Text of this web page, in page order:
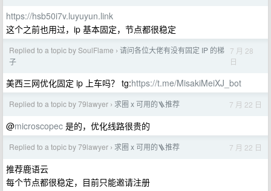
https://hsb50i7v.luyuyun.link
这个之前也用过，ip 基本固定，节点都很稳定
Replied to a topic by SoulFlame › 请问各位大佬有没有固定 IP 的梯
子
7 月 28
日
美西三网优化固定 ip 上车吗？ tg:https://t.me/MisakiMeiXJ_bot
Replied to a topic by 79lawyer › 求圈 x 可用的🪜推荐 7 月 22 日
@microscopec 是的，优化线路很贵的
Replied to a topic by 79lawyer › 求圈 x 可用的🪜推荐 7 月 22 日
推荐鹿语云
每个节点都很稳定，目前只能邀请注册